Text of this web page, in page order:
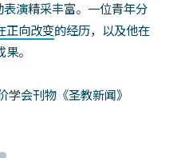
演精采丰富。一位青年分
正向改变的经历，以及他在
。
会刊物《圣教新闻》